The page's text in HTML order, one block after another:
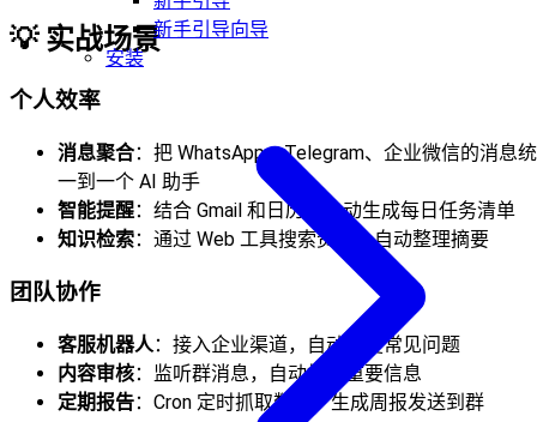
新手引导向导
安装
💡 实战场景
个人效率
消息聚合：把 WhatsApp、Telegram、企业微信的消息统
一到一个 AI 助手
智能提醒：结合 Gmail 和日历，自动生成每日任务清单
知识检索：通过 Web 工具搜索资料，自动整理摘要
团队协作
客服机器人：接入企业渠道，自动回复常见问题
内容审核：监听群消息，自动标记重要信息
定期报告：Cron 定时抓取数据，生成周报发送到群